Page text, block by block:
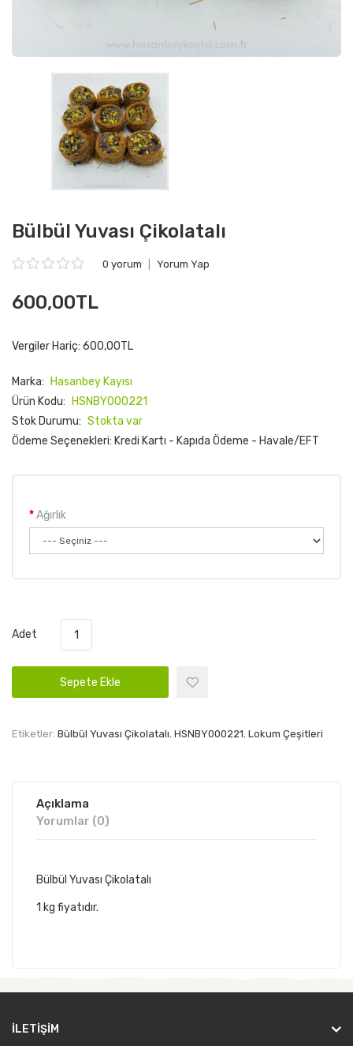
Bülbül Yuvası Çikolatalı
0 yorum Yorum Yap
600,00TL
Vergiler Hariç: 600,00TL
Marka:
Hasanbey Kayısı
Ürün Kodu:
HSNBY000221
Stok Durumu: Stokta var
Ödeme Seçenekleri: Kredi Kartı - Kapıda Ödeme - Havale/EFT
Ağırlık
Adet
Sepete Ekle
Etiketler: Bülbül Yuvası Çikolatalı, HSNBY000221, Lokum Çeşitleri
Açıklama
Yorumlar (0)
Bülbül Yuvası Çikolatalı
1 kg fiyatıdır.
İLETIŞIM